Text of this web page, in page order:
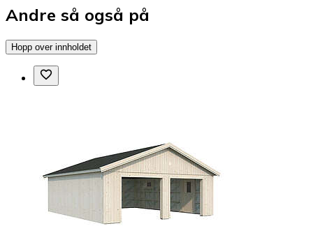
Andre så også på
Hopp over innholdet